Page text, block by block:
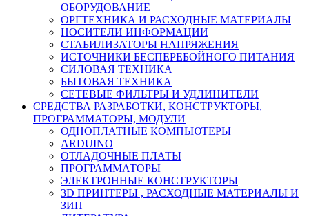
ОБОРУДОВАНИЕ
ОРГТЕХНИКА И РАСХОДНЫЕ МАТЕРИАЛЫ
НОСИТЕЛИ ИНФОРМАЦИИ
СТАБИЛИЗАТОРЫ НАПРЯЖЕНИЯ
ИСТОЧНИКИ БЕСПЕРЕБОЙНОГО ПИТАНИЯ
СИЛОВАЯ ТЕХНИКА
БЫТОВАЯ ТЕХНИКА
СЕТЕВЫЕ ФИЛЬТРЫ И УДЛИНИТЕЛИ
СРЕДСТВА РАЗРАБОТКИ, КОНСТРУКТОРЫ,
ПРОГРАММАТОРЫ, МОДУЛИ
ОДНОПЛАТНЫЕ КОМПЬЮТЕРЫ
ARDUINO
ОТЛАДОЧНЫЕ ПЛАТЫ
ПРОГРАММАТОРЫ
ЭЛЕКТРОННЫЕ КОНСТРУКТОРЫ
3D ПРИНТЕРЫ , РАСХОДНЫЕ МАТЕРИАЛЫ И
ЗИП